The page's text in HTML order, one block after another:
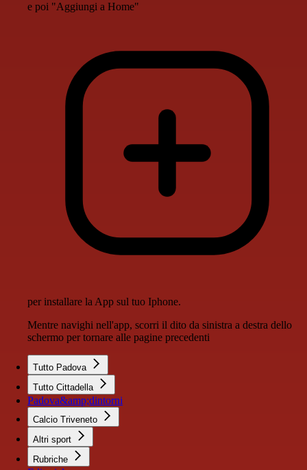
e poi "Aggiungi a Home"
per installare la App sul tuo Iphone.
Mentre navighi nell'app, scorri il dito da sinistra a destra dello
schermo per tornare alle pagine precedenti
Tutto Padova
Tutto Cittadella
Padova&amp;dintorni
Calcio Triveneto
Altri sport
Rubriche